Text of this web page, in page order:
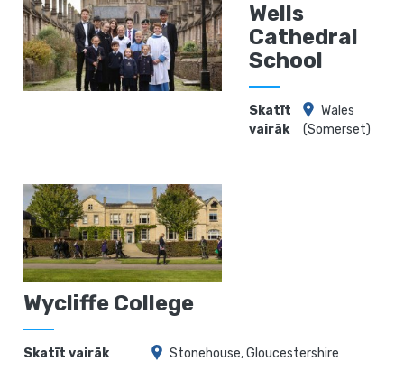
Wells
Cathedral
School
Skatīt
vairāk
Wales
(Somerset)
Wycliffe College
Skatīt vairāk Stonehouse, Gloucestershire